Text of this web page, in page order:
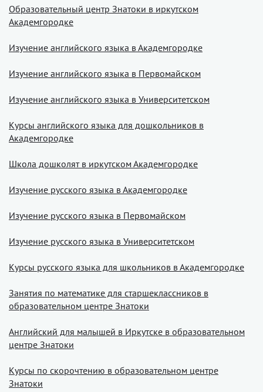
Образовательный центр Знатоки в иркутском
Академгородке
Изучение английского языка в Академгородке
Изучение английского языка в Первомайском
Изучение английского языка в Университетском
Курсы английского языка для дошкольников в
Академгородке
Школа дошколят в иркутском Академгородке
Изучение русского языка в Академгородке
Изучение русского языка в Первомайском
Изучение русского языка в Университетском
Курсы русского языка для школьников в Академгородке
Занятия по математике для старшеклассников в
образовательном центре Знатоки
Английский для малышей в Иркутске в образовательном
центре Знатоки
Курсы по скорочтению в образовательном центре
Знатоки